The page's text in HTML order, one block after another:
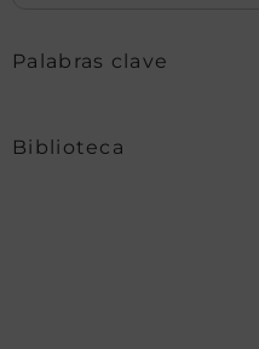
Palabras clave
Biblioteca